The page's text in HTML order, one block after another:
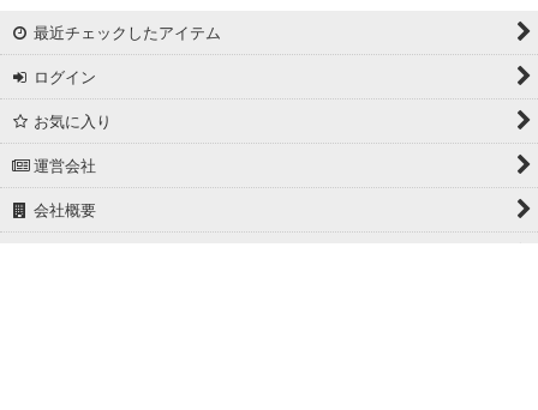
マドラスチェック
ドビー
撥水加工
起毛生地
最近チェックしたアイテム
ログイン
お気に入り
運営会社
会社概要